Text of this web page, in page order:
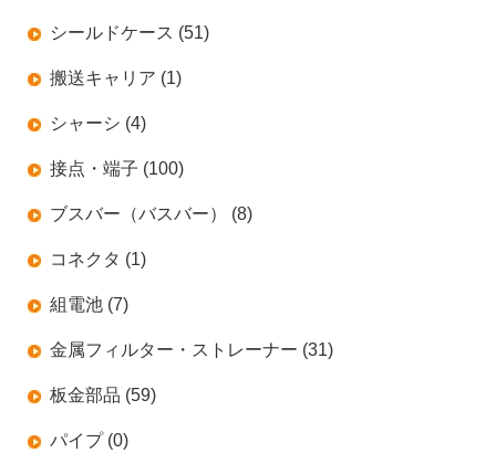
シールドケース (51)
搬送キャリア (1)
シャーシ (4)
接点・端子 (100)
ブスバー（バスバー） (8)
コネクタ (1)
組電池 (7)
金属フィルター・ストレーナー (31)
板金部品 (59)
パイプ (0)